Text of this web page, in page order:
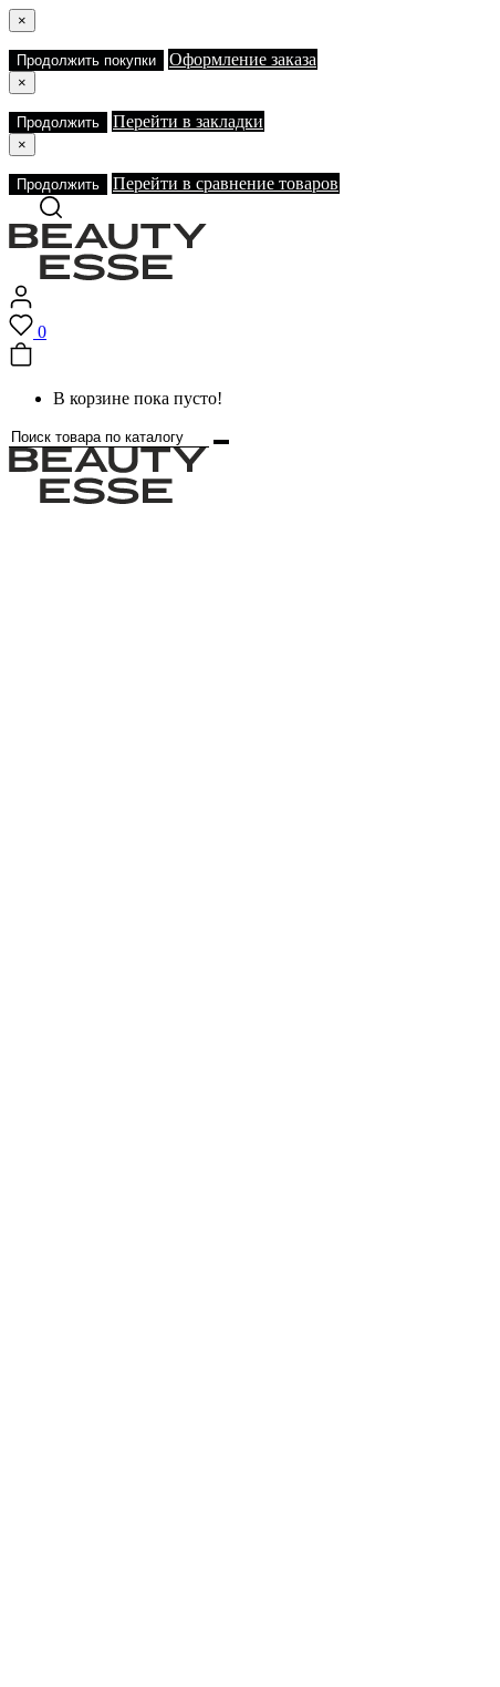
×
Продолжить покупки Оформление заказа
×
Продолжить Перейти в закладки
×
Продолжить Перейти в сравнение товаров
0
В корзине пока пусто!